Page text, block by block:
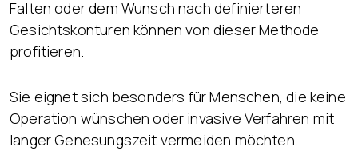
Falten oder dem Wunsch nach definierteren
Gesichtskonturen können von dieser Methode
profitieren.
Sie eignet sich besonders für Menschen, die keine
Operation wünschen oder invasive Verfahren mit
langer Genesungszeit vermeiden möchten.